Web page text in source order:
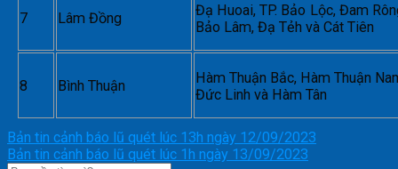
7 Lâm Đồng
Đạ Huoai, TP. Bảo Lộc, Đam
Bảo Lâm, Đạ Tẻh và Cát Tiên
8 Bình Thuận
Hàm Thuận Bắc, Hàm Thuận
Đức Linh và Hàm Tân
Bản tin cảnh báo lũ quét lúc 13h ngày 12/09/2023
Bản tin cảnh báo lũ quét lúc 1h ngày 13/09/2023